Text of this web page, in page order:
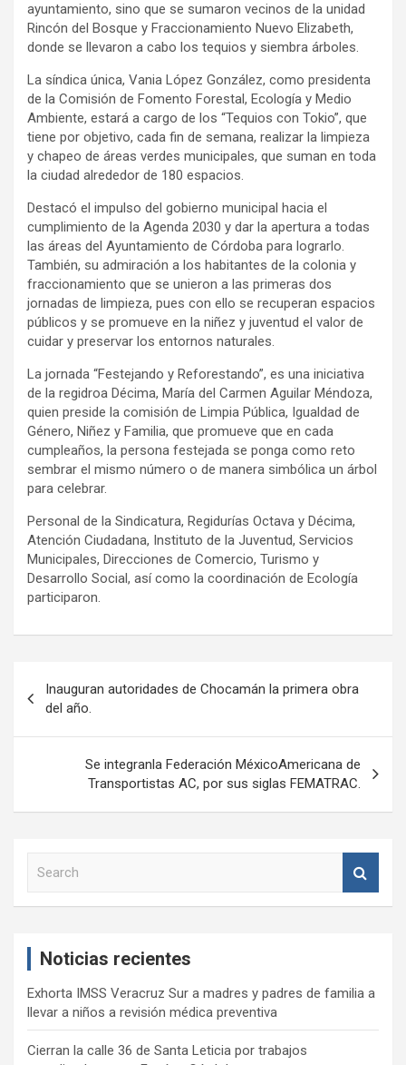
ayuntamiento, sino que se sumaron vecinos de la unidad
Rincón del Bosque y Fraccionamiento Nuevo Elizabeth,
donde se llevaron a cabo los tequios y siembra árboles.
La síndica única, Vania López González, como presidenta
de la Comisión de Fomento Forestal, Ecología y Medio
Ambiente, estará a cargo de los “Tequios con Tokio”, que
tiene por objetivo, cada fin de semana, realizar la limpieza
y chapeo de áreas verdes municipales, que suman en toda
la ciudad alrededor de 180 espacios.
Destacó el impulso del gobierno municipal hacia el
cumplimiento de la Agenda 2030 y dar la apertura a todas
las áreas del Ayuntamiento de Córdoba para lograrlo.
También, su admiración a los habitantes de la colonia y
fraccionamiento que se unieron a las primeras dos
jornadas de limpieza, pues con ello se recuperan espacios
públicos y se promueve en la niñez y juventud el valor de
cuidar y preservar los entornos naturales.
La jornada “Festejando y Reforestando”, es una iniciativa
de la regidroa Décima, María del Carmen Aguilar Méndoza,
quien preside la comisión de Limpia Pública, Igualdad de
Género, Niñez y Familia, que promueve que en cada
cumpleaños, la persona festejada se ponga como reto
sembrar el mismo número o de manera simbólica un árbol
para celebrar.
Personal de la Sindicatura, Regidurías Octava y Décima,
Atención Ciudadana, Instituto de la Juventud, Servicios
Municipales, Direcciones de Comercio, Turismo y
Desarrollo Social, así como la coordinación de Ecología
participaron.
de
entradas
Inauguran autoridades de Chocamán la primera obra
del año.
Se integranla Federación MéxicoAmericana de
Transportistas AC, por sus siglas FEMATRAC.
Noticias recientes
Exhorta IMSS Veracruz Sur a madres y padres de familia a
llevar a niños a revisión médica preventiva
Cierran la calle 36 de Santa Leticia por trabajos